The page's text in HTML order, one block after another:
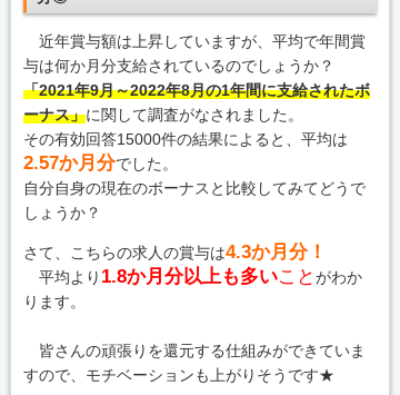
近年賞与額は上昇していますが、平均で年間賞
与は何か月分支給されているのでしょうか？
「2021年9月～2022年8月の1年間に支給されたボ
ーナス」に関して調査がなされました。
その有効回答15000件の結果によると、平均は
2.57か月分でした。
自分自身の現在のボーナスと比較してみてどうで
しょうか？
さて、こちらの求人の賞与は4.3か月分！
平均より 1.8か月分以上も多いことがわか
ります。
皆さんの頑張りを還元する仕組みができていま
すので、モチベーションも上がりそうです★